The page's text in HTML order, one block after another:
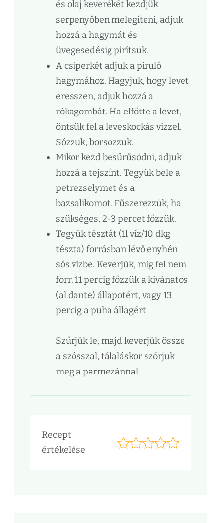
és olaj keverékét kezdjük
serpenyőben melegíteni, adjuk
hozzá a hagymát és
üvegesedésig pirítsuk.
A csiperkét adjuk a piruló
hagymához. Hagyjuk, hogy levet
eresszen, adjuk hozzá a
rókagombát. Ha elfőtte a levet,
öntsük fel a leveskockás vízzel.
Sózzuk, borsozzuk.
Mikor kezd besűrűsödni, adjuk
hozzá a tejszínt. Tegyük bele a
petrezselymet és a
bazsalikomot. Fűszerezzük, ha
szükséges, 2-3 percet főzzük.
Tegyük tésztát (1l víz/10 dkg
tészta) forrásban lévő enyhén
sós vízbe. Keverjük, míg fel nem
forr. 11 percig főzzük a kívánatos
(al dante) állapotért, vagy 13
percig a puha állagért.
Szűrjük le, majd keverjük össze
a szósszal, tálaláskor szórjuk
meg a parmezánnal.
Recept
értékelése